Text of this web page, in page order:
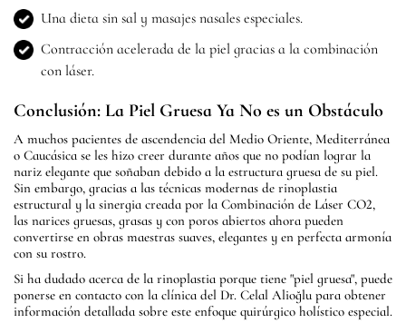
Una dieta sin sal y masajes nasales especiales.
Contracción acelerada de la piel gracias a la combinación
con láser.
Conclusión: La Piel Gruesa Ya No es un Obstáculo
A muchos pacientes de ascendencia del Medio Oriente, Mediterránea
o Caucásica se les hizo creer durante años que no podían lograr la
nariz elegante que soñaban debido a la estructura gruesa de su piel.
Sin embargo, gracias a las técnicas modernas de rinoplastia
estructural y la sinergia creada por la Combinación de Láser CO2,
las narices gruesas, grasas y con poros abiertos ahora pueden
convertirse en obras maestras suaves, elegantes y en perfecta armonía
con su rostro.
Si ha dudado acerca de la rinoplastia porque tiene "piel gruesa", puede
ponerse en contacto con la clínica del Dr. Celal Alioğlu para obtener
información detallada sobre este enfoque quirúrgico holístico especial.